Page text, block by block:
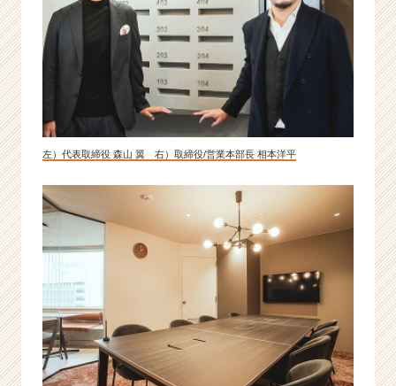
店
ベ
ン
ャ
ー・
成
長
業
ス
届
く
就
左）代表取締役 森山 翼 右）取締役/営業本部長 相本洋平